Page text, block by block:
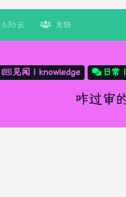
636云 友链
见闻 | knowledge 日常
咋过审